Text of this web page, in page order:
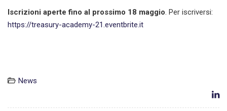
Iscrizioni aperte fino al prossimo 18 maggio. Per iscriversi:
https://treasury-academy-21.eventbrite.it
News